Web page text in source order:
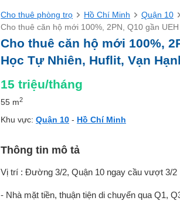
Cho thuê phòng trọ Hồ Chí Minh
Quận 10
Cho thuê căn hộ mới 100%, 2PN, Q10 gần
Cho thuê căn hộ mới 100%,
Học Tự Nhiên, Huflit, Vạn
15 triệu/tháng
55 m2
Khu vực: Quận 10 - Hồ Chí Minh
Thông tin mô tả
Vị trí : Đường 3/2, Quận 10 ngay cầu vượt 3/2
- Nhà mặt tiền, thuận tiện di chuyển qua Q1,